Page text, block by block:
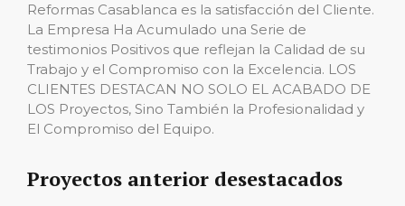
Reformas Casablanca es la satisfacción del Cliente.
La Empresa Ha Acumulado una Serie de
testimonios Positivos que reflejan la Calidad de su
Trabajo y el Compromiso con la Excelencia. LOS
CLIENTES DESTACAN NO SOLO EL ACABADO DE
LOS Proyectos, Sino También la Profesionalidad y
El Compromiso del Equipo.
Proyectos anterior desestacados